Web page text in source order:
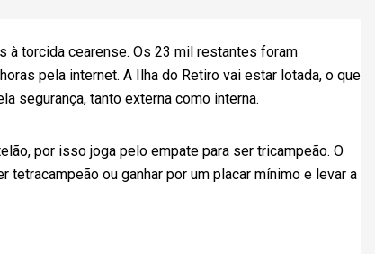
à torcida cearense. Os 23 mil restantes foram
pela internet. A Ilha do Retiro vai estar lotada, o que
segurança, tanto externa como interna.
por isso joga pelo empate para ser tricampeão. O
ou ganhar por um placar mínimo e levar a